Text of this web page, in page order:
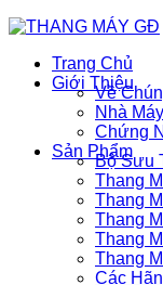
Trang Chủ
Giới Thiệu
Về
Nhà Máy
Chứng
Sản Phẩm
Bộ Sưu
Thang
Thang
Thang
Thang
Thang
Các